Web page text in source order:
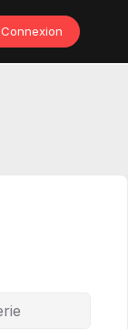
Connexion